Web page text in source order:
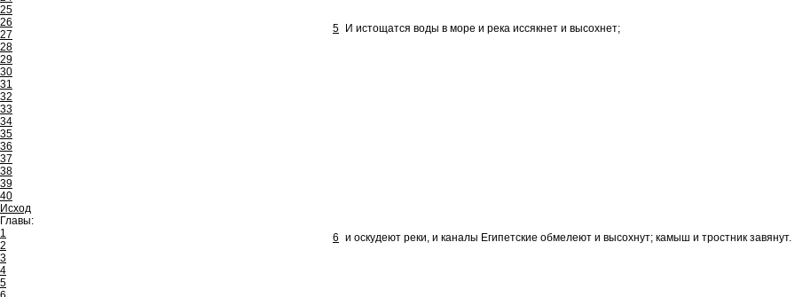
25
26
27
28
29
30
31
32
33
34
35
36
37
38
39
40
Исход
Главы:
1
2
3
4
5
5 И истощатся воды в море и река иссякнет и высохнет;
6 и оскудеют реки, и каналы Египетские обмелеют и высохнут; камыш и тростник завянут.